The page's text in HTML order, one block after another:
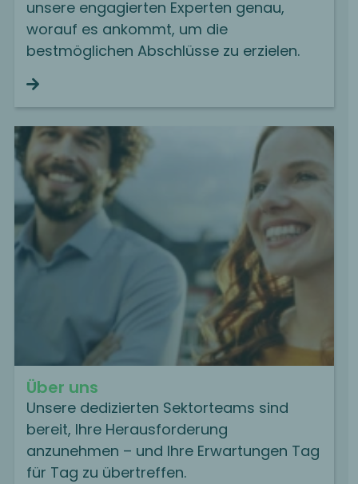
unsere engagierten Experten genau,
worauf es ankommt, um die
bestmöglichen Abschlüsse zu erzielen.
Über uns
Unsere dedizierten Sektorteams sind
bereit, Ihre Herausforderung
anzunehmen – und Ihre Erwartungen Tag
für Tag zu übertreffen.